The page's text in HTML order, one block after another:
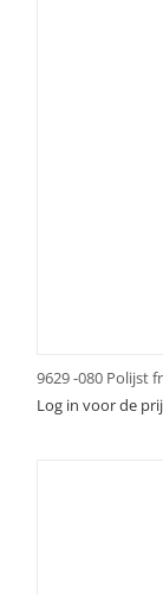
9629 -080 Polijst
Log in voor de